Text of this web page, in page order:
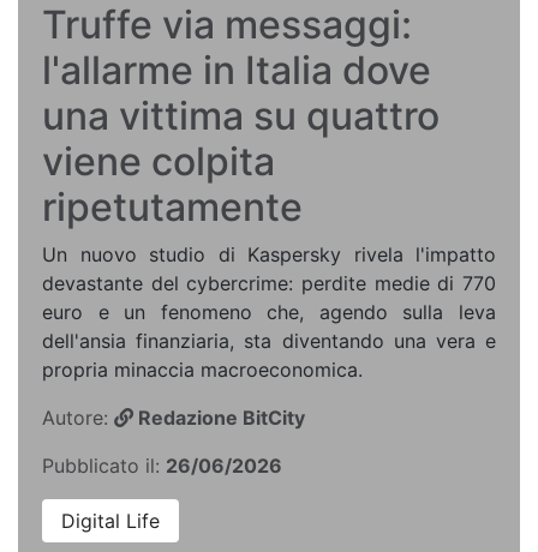
Truffe via messaggi:
l'allarme in Italia dove
una vittima su quattro
viene colpita
ripetutamente
Un nuovo studio di Kaspersky rivela l'impatto
devastante del cybercrime: perdite medie di 770
euro e un fenomeno che, agendo sulla leva
dell'ansia finanziaria, sta diventando una vera e
propria minaccia macroeconomica.
Autore:
Redazione BitCity
Pubblicato il: 26/06/2026
Digital Life